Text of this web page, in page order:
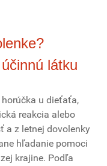
látku
u dieťaťa,
reakcia alebo
a z letnej dovolenky
hľadanie pomoci
krajine. Podľa